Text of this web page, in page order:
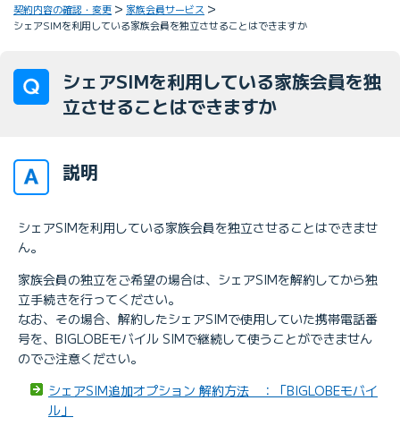
契約内容の確認・変更
家族会員サービス
シェアSIMを利用している家族会員を独立させることはできますか
シェアSIMを利用している家族会員を独
立させることはできますか
説明
シェアSIMを利用している家族会員を独立させることはできませ
ん。
家族会員の独立をご希望の場合は、シェアSIMを解約してから独
立手続きを行ってください。
なお、その場合、解約したシェアSIMで使用していた携帯電話番
号を、BIGLOBEモバイル SIMで継続して使うことができません
のでご注意ください。
シェアSIM追加オプション 解約方法 ：「BIGLOBEモバイ
ル」